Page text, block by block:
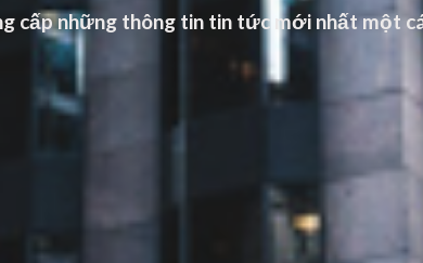
cấp những thông tin tin tức mới nhất một